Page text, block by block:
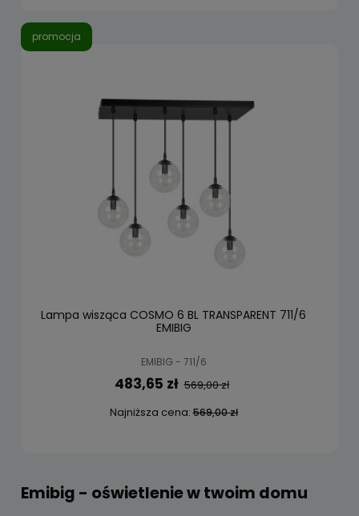
Lampa wisząca COSMO 6 BL TRANSPARENT 711/6
EMIBIG
EMIBIG - 711/6
483,65 zł 569,00 zł
Najniższa cena:569,00 zł
promocja
Emibig - oświetlenie w twoim domu